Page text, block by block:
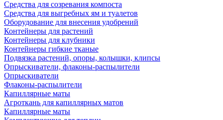
Средства для созревания компоста
Средства для выгребных ям и туалетов
Оборудование для внесения удобрений
Контейнеры для растений
Контейнеры для клубники
Контейнеры гибкие тканые
Подвязка растений, опоры, колышки, клипсы
Опрыскиватели, флаконы-распылители
Опрыскиватели
Флаконы-распылители
Капиллярные маты
Агроткань для капиллярных матов
Капиллярные маты